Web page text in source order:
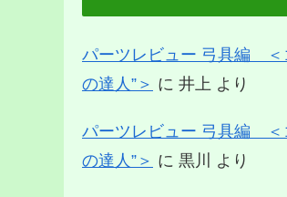
パーツレビュー 弓具編
の達人”＞ に 井上 より
パーツレビュー 弓具編
の達人”＞ に 黒川 より